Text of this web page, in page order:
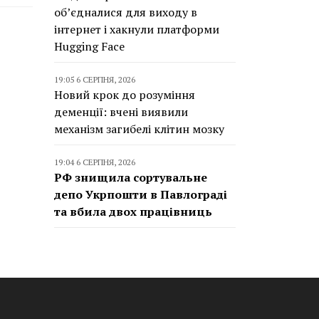
об’єдналися для виходу в
інтернет і хакнули платформи
Hugging Face
19:05 6 СЕРПНЯ, 2026
Новий крок до розуміння
деменції: вчені виявили
механізм загибелі клітин мозку
19:04 6 СЕРПНЯ, 2026
РФ знищила сортувальне
депо Укрпошти в Павлограді
та вбила двох працівниць